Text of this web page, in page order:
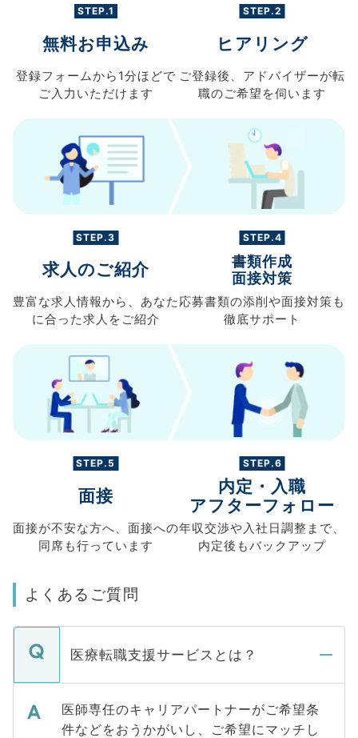
STEP.1
無料お申込み
登録フォームから 1分ほどで
ご入力 いただけます
STEP.2
ヒアリング
ご登録後、 アドバイザーが転
職のご希望を伺います
STEP.3
求人のご紹介
豊富な求人情報から、 あなた
に合った求人を ご紹介
STEP.4
書類作成
面接対策
応募書類の添削や面接対策も
徹底サポート
STEP.5
面接
面接が不安な方へ、 面接への
同席も行っています
STEP.6
内定・入職
アフターフォロー
年収交渉や入社日調整まで、
内定後もバックアップ
よくあるご質問
医療転職支援サービスとは？
医師専任のキャリアパートナーがご希望条
件などをおうかがいし、ご希望にマッチし